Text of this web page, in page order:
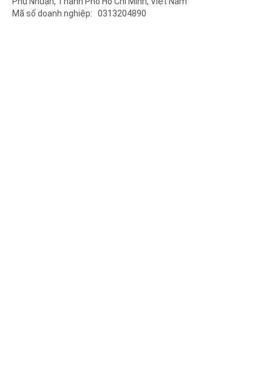
Mã số doanh nghiệp: 0313204890